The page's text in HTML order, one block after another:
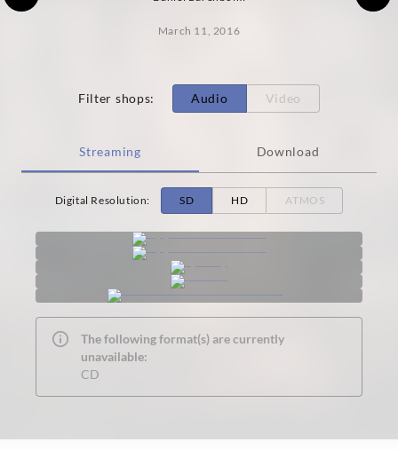
March 11, 2016
Filter shops: Audio Video
Streaming Download
Digital Resolution: SD HD ATMOS
The following format(s) are currently
unavailable:
CD